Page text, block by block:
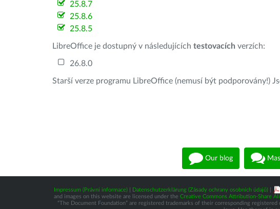
25.8.7
25.8.6
25.8.5
LibreOffice je dostupný v následujících testovacích verzích:
26.8.0
Starší verze programu LibreOffice (nemusí být podporovány!)
Our blog
Impressum (Právní informace)| Datenschutzerklärung (Zásady ochrany osobních údajů)|
and images on this website are licensed under the Creative Commons Attribution-Share
“The Document Foundation” are registered trademarks of their corresponding